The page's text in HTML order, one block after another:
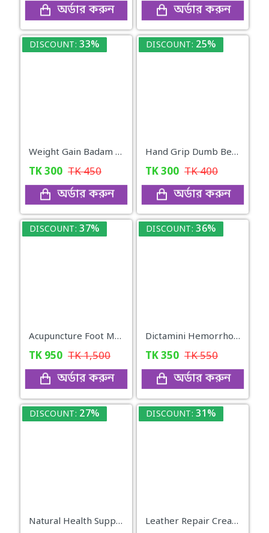
অর্ডার করুন অর্ডার করুন
DISCOUNT: 33%
Weight Gain Badam Shake For Healthy
TK300 TK450
অর্ডার করুন
DISCOUNT: 25%
Hand Grip Dumb Bells
TK300 TK400
অর্ডার করুন
DISCOUNT: 37%
Acupuncture Foot Massager
TK 950 TK1,500
অর্ডার করুন
DISCOUNT: 36%
Dictamini Hemorrhoids Herbal Cream
TK350 TK550
অর্ডার করুন
DISCOUNT: 27%
Natural Health Supplement 120gm
DISCOUNT: 31%
Leather Repair Cream-Shoe Polish | 50ml